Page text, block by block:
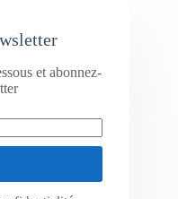
et abonnez-